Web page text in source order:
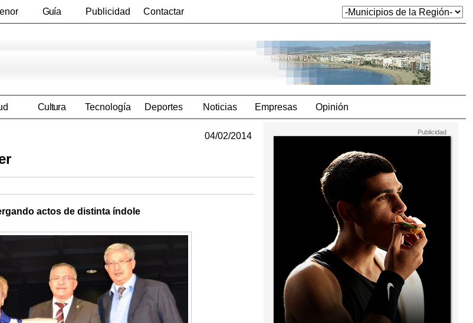
Guía Publicidad Contactar
Cultura Tecnología Deportes Noticias Empresas Opinión
04/02/2014
actos de distinta índole